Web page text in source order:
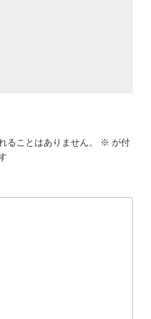
ることはありません。 ※ が付